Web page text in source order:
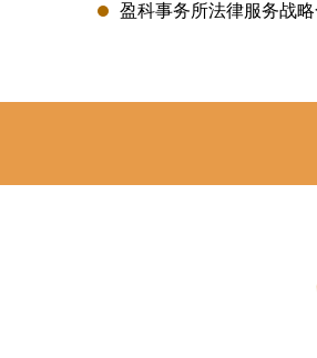
盈科事务所法律服务战